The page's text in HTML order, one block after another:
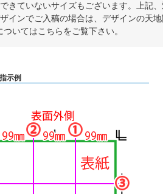
きていないサイズもございます。上記
インでご入稿の場合は、デザインの天
いてはこちらをご覧下さい。
示例